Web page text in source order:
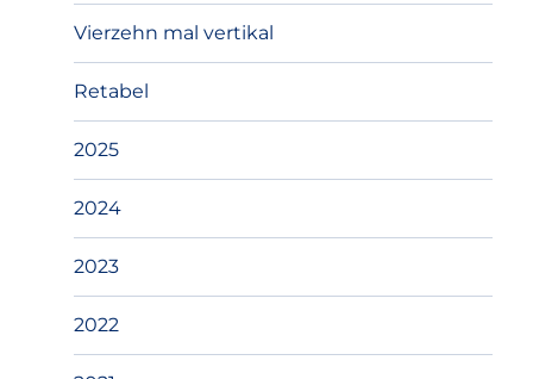
Vierzehn mal vertikal
Retabel
2025
2024
2023
2022